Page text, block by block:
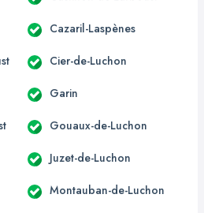
Cazaril-Laspènes
Cier-de-Luchon
Garin
Gouaux-de-Luchon
Juzet-de-Luchon
Montauban-de-Luchon